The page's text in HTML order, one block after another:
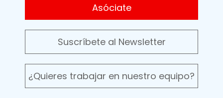
Asóciate
Suscríbete al Newsletter
¿Quieres trabajar en nuestro equipo?